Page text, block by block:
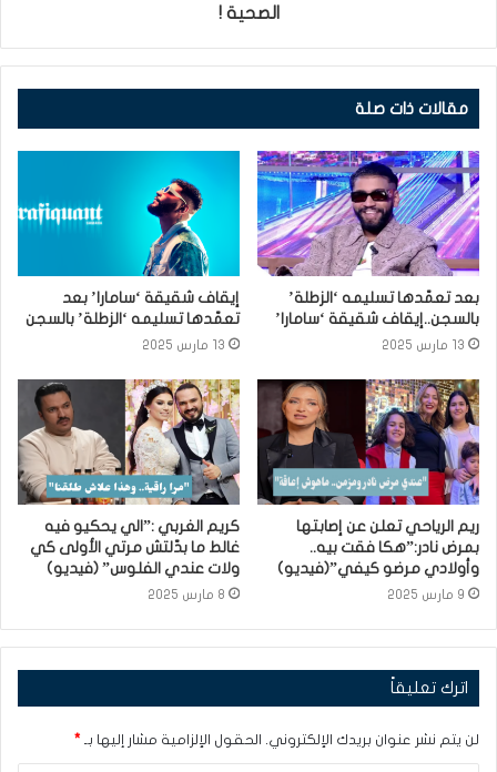
الصحية !
مقالات ذات صلة
بعد تعمّدها تسليمه ‘الزطلة’
بالسجن..إيقاف شقيقة ‘سامارا’
13 مارس 2025
إيقاف شقيقة ‘سامارا’ بعد
تعمّدها تسليمه ‘الزطلة’ بالسجن
13 مارس 2025
ريم الرياحي تعلن عن إصابتها
بمرض نادر:”هكا فقت بيه..
وأولادي مرضو كيفي”(فيديو)
9 مارس 2025
كريم الغربي :”الي يحكيو فيه
غالط ما بدّلتش مرتي الأولى كي
ولات عندي الفلوس” (فيديو)
8 مارس 2025
اترك تعليقاً
لن يتم نشر عنوان بريدك الإلكتروني. الحقول الإلزامية مشار إليها بـ *